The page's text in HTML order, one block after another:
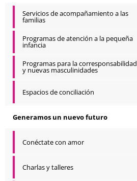
Servicios de acompañamiento a las
familias
Programas de atención a la pequeña
infancia
Programas para la corresponsabilidad
y nuevas masculinidades
Espacios de conciliación
Generamos un nuevo futuro
Conéctate con amor
Charlas y talleres